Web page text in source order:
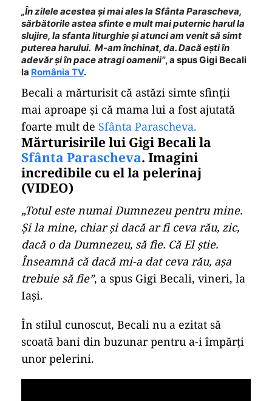
„În zilele acestea și mai ales la Sfânta Parascheva,
sărbătorile astea sfinte e mult mai puternic harul la
slujire, la sfanta liturghie și atunci am venit să simt
puterea harului. M-am închinat, da. Dacă ești în
adevăr și în pace atragi oamenii”, a spus Gigi Becali
la România TV.
Becali a mărturisit că astăzi simte sfinţii
mai aproape şi că mama lui a fost ajutată
foarte mult de Sfânta Parascheva.
Mărturisirile lui Gigi Becali la
Sfânta Parascheva. Imagini
incredibile cu el la pelerinaj
(VIDEO)
„Totul este numai Dumnezeu pentru mine.
Şi la mine, chiar şi dacă ar fi ceva rău, zic,
dacă o da Dumnezeu, să fie. Că El ştie.
Înseamnă că dacă mi-a dat ceva rău, aşa
trebuie să fie”, a spus Gigi Becali, vineri, la
Iaşi.
În stilul cunoscut, Becali nu a ezitat să
scoată bani din buzunar pentru a-i împărți
unor pelerini.